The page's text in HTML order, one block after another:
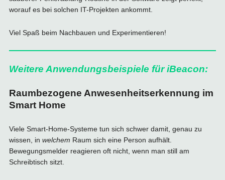
worauf es bei solchen IT-Projekten ankommt.
Viel Spaß beim Nachbauen und Experimentieren!
Weitere Anwendungsbeispiele für iBeacon:
Raumbezogene Anwesenheitserkennung im
Smart Home
Viele Smart-Home-Systeme tun sich schwer damit, genau zu
wissen, in welchem Raum sich eine Person aufhält.
Bewegungsmelder reagieren oft nicht, wenn man still am
Schreibtisch sitzt.